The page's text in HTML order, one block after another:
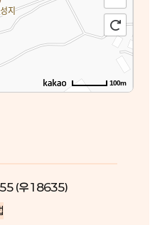
100m
(우18635)